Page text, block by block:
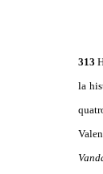
313
la